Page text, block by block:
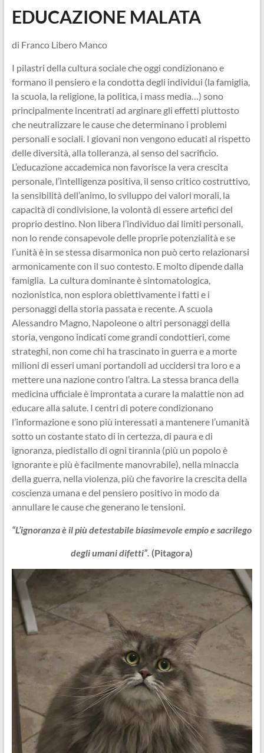
EDUCAZIONE MALATA
di Franco Libero Manco
I pilastri della cultura sociale che oggi condizionano e
formano il pensiero e la condotta degli individui (la famiglia,
la scuola, la religione, la politica, i mass media…) sono
principalmente incentrati ad arginare gli effetti piuttosto
che neutralizzare le cause che determinano i problemi
personali e sociali. I giovani non vengono educati al rispetto
delle diversità, alla tolleranza, al senso del sacrificio.
L’educazione accademica non favorisce la vera crescita
personale, l’intelligenza positiva, il senso critico costruttivo,
la sensibilità dell’animo, lo sviluppo dei valori morali, la
capacità di condivisione, la volontà di essere artefici del
proprio destino. Non libera l’individuo dai limiti personali,
non lo rende consapevole delle proprie potenzialità e se
l’unità è in se stessa disarmonica non può certo relazionarsi
armonicamente con il suo contesto. E molto dipende dalla
famiglia. La cultura dominante è sintomatologica,
nozionistica, non esplora obiettivamente i fatti e i
personaggi della storia passata e recente. A scuola
Alessandro Magno, Napoleone o altri personaggi della
storia, vengono indicati come grandi condottieri, come
strateghi, non come chi ha trascinato in guerra e a morte
milioni di esseri umani portandoli ad uccidersi tra loro e a
mettere una nazione contro l’altra. La stessa branca della
medicina ufficiale è improntata a curare la malattie non ad
educare alla salute. I centri di potere condizionano
l’informazione e sono più interessati a mantenere l’umanità
sotto un costante stato di in certezza, di paura e di
ignoranza, piedistallo di ogni tirannia (più un popolo è
ignorante e più è facilmente manovrabile), nella minaccia
della guerra, nella violenza, più che favorire la crescita della
coscienza umana e del pensiero positivo in modo da
annullare le cause che generano le tensioni.
“L’ignoranza è il più detestabile biasimevole empio e sacrilego
degli umani difetti”. (Pitagora)